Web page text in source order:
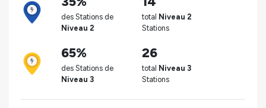
des Stations de
Niveau 2
total Niveau 2
Stations
65%
des Stations de
Niveau 3
26
total Niveau 3
Stations